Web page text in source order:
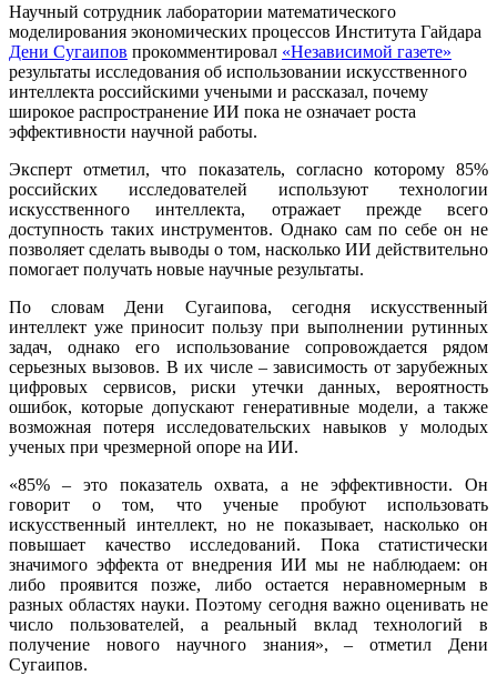
Научный сотрудник лаборатории математического
моделирования экономических процессов Института Гайдара
Дени Сугаипов прокомментировал «Независимой газете»
результаты исследования об использовании искусственного
интеллекта российскими учеными и рассказал, почему
широкое распространение ИИ пока не означает роста
эффективности научной работы.
Эксперт отметил, что показатель, согласно которому 85%
российских исследователей используют технологии
искусственного интеллекта, отражает прежде всего
доступность таких инструментов. Однако сам по себе он не
позволяет сделать выводы о том, насколько ИИ действительно
помогает получать новые научные результаты.
По словам Дени Сугаипова, сегодня искусственный
интеллект уже приносит пользу при выполнении рутинных
задач, однако его использование сопровождается рядом
серьезных вызовов. В их числе – зависимость от зарубежных
цифровых сервисов, риски утечки данных, вероятность
ошибок, которые допускают генеративные модели, а также
возможная потеря исследовательских навыков у молодых
ученых при чрезмерной опоре на ИИ.
«85% – это показатель охвата, а не эффективности. Он
говорит о том, что ученые пробуют использовать
искусственный интеллект, но не показывает, насколько он
повышает качество исследований. Пока статистически
значимого эффекта от внедрения ИИ мы не наблюдаем: он
либо проявится позже, либо остается неравномерным в
разных областях науки. Поэтому сегодня важно оценивать не
число пользователей, а реальный вклад технологий в
получение нового научного знания», – отметил Дени
Сугаипов.